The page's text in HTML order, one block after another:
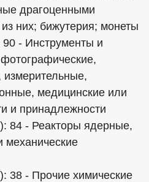
драгоценными
них; бижутерия; монеты
- Инструменты и
измерительные,
медицинские или
и принадлежности
84 - Реакторы ядерные,
механические
38 - Прочие химические